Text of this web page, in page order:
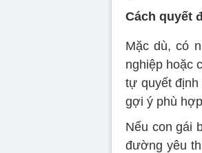
Cách quyết
Mặc dù, có
nghiệp hoặc
tự quyết
gợi ý phù
Nếu con gái
đường yêu